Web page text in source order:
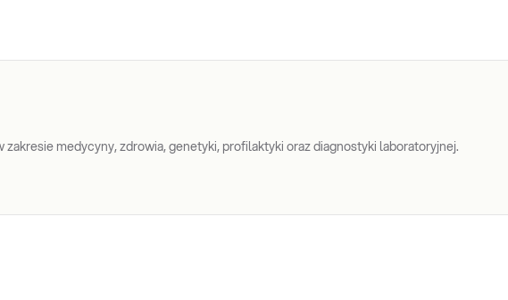
zakresie medycyny, zdrowia, genetyki, profilaktyki oraz diagnostyki laboratoryjnej.